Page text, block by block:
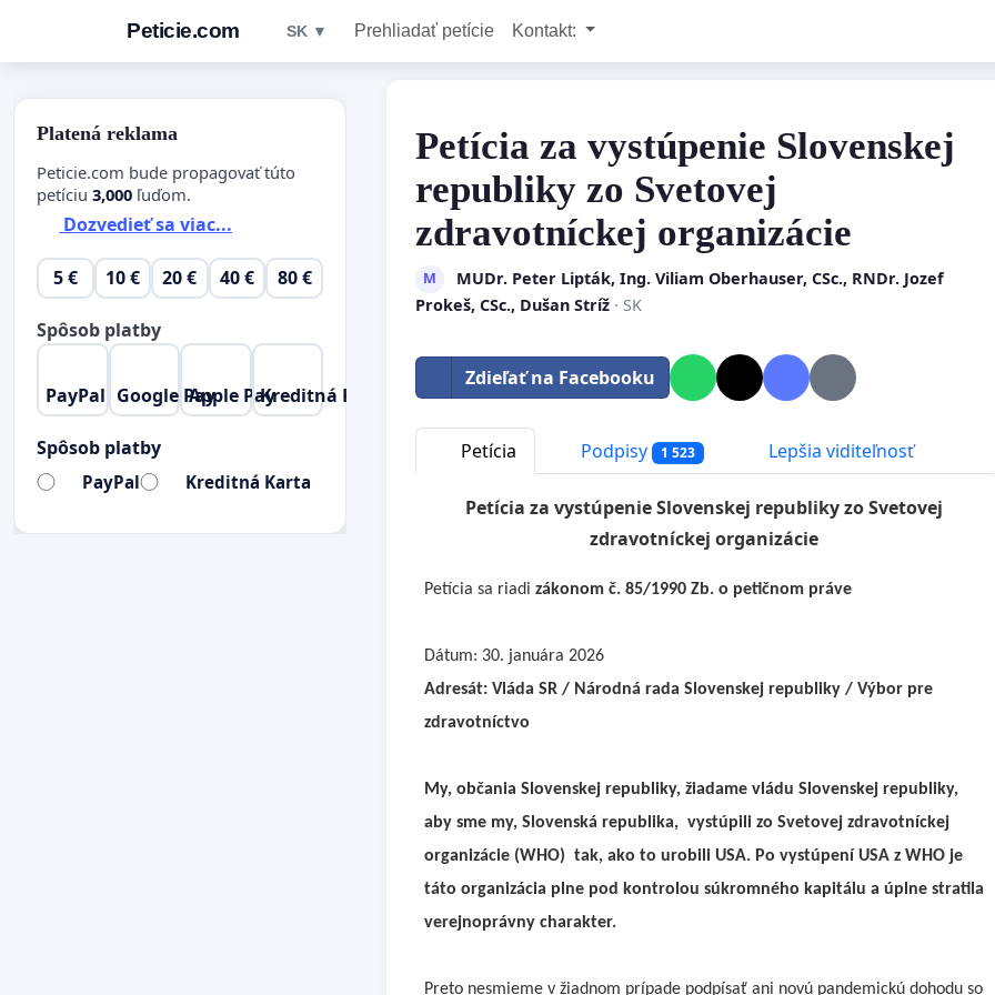
Peticie.com SK ▼ Prehliadať petície Kontakt:
Petícia za vystúpenie Slovenskej
republiky zo Svetovej
zdravotníckej organizácie
M
MUDr. Peter Lipták, Ing. Viliam Oberhauser, CSc., RNDr. Jozef
Prokeš, CSc., Dušan Stríž · SK
Zdieľať na Facebooku
Petícia Podpisy 1 523 Lepšia viditeľnosť
Petícia za vystúpenie Slovenskej republiky zo Svetovej
zdravotníckej organizácie
Petícia sa riadi zákonom č. 85/1990 Zb. o petičnom práve
Dátum: 30. januára 2026
Adresát: Vláda SR / Národná rada Slovenskej republiky / Výbor pre
zdravotníctvo
My, občania Slovenskej republiky, žiadame vládu Slovenskej republiky,
aby sme my, Slovenská republika, vystúpili zo Svetovej zdravotníckej
organizácie (WHO) tak, ako to urobili USA. Po vystúpení USA z WHO je
táto organizácia plne pod kontrolou súkromného kapitálu a úplne stratila
verejnoprávny charakter.
Preto nesmieme v žiadnom prípade podpísať ani novú pandemickú dohodu so
Platená reklama
Peticie.com bude propagovať túto
petíciu 3,000 ľuďom.
Dozvedieť sa viac...
5 € 10 € 20 € 40 € 80 €
Spôsob platby
PayPal Google PayApple PayKreditná Karta
Spôsob platby
PayPal Kreditná Karta